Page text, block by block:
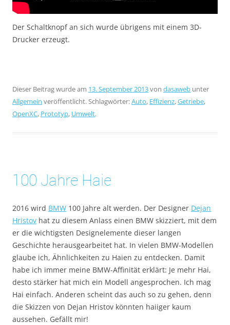
Der Schaltknopf an sich wurde übrigens mit einem 3D-
Drucker erzeugt.
Dieser Beitrag wurde am 13. September 2013von dasaweb unter
Allgemein veröffentlicht. Schlagwörter:Auto, Effizienz,Getriebe,
OpenXC, Prototyp, Umwelt.
100 Jahre Haie
2016 wird BMW 100 Jahre alt werden. Der Designer Dejan
Hristov hat zu diesem Anlass einen BMW skizziert, mit dem
er die wichtigsten Designelemente dieser langen
Geschichte herausgearbeitet hat. In vielen BMW-Modellen
glaube ich, Ähnlichkeiten zu Haien zu entdecken. Damit
habe ich immer meine BMW-Affinität erklärt: Je mehr Hai,
desto stärker hat mich ein Modell angesprochen. Ich mag
Hai einfach. Anderen scheint das auch so zu gehen, denn
die Skizzen von Dejan Hristov könnten haiiger kaum
aussehen. Gefällt mir!